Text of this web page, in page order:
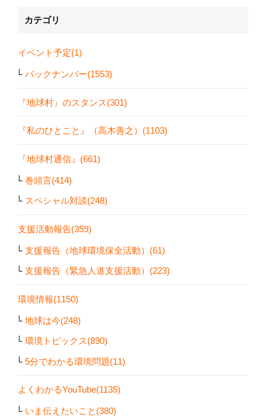
カテゴリ
イベント予定(1)
バックナンバー(1553)
『地球村』のスタンス(301)
『私のひとこと』（高木善之）(1103)
『地球村通信』(661)
巻頭言(414)
スペシャル対談(248)
支援活動報告(359)
支援報告（地球環境保全活動）(61)
支援報告（緊急人道支援活動）(223)
環境情報(1150)
地球は今(248)
環境トピックス(890)
5分でわかる環境問題(11)
よくわかるYouTube(1135)
いま伝えたいこと(380)